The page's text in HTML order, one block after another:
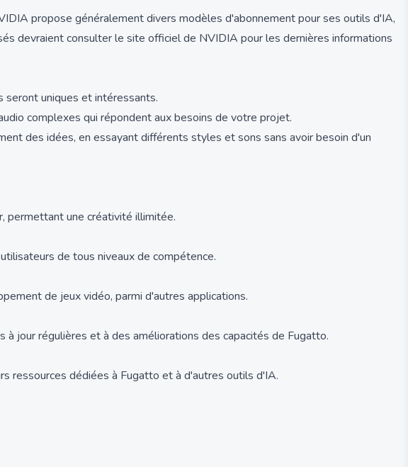
propose généralement divers modèles d'abonnement pour ses outils d'IA,
devraient consulter le site officiel de NVIDIA pour les dernières informations
seront uniques et intéressants.
complexes qui répondent aux besoins de votre projet.
des idées, en essayant différents styles et sons sans avoir besoin d'un
permettant une créativité illimitée.
de tous niveaux de compétence.
de jeux vidéo, parmi d'autres applications.
jour régulières et à des améliorations des capacités de Fugatto.
ressources dédiées à Fugatto et à d'autres outils d'IA.